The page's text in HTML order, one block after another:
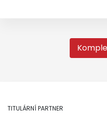
TITULÁRNÍ PARTNER